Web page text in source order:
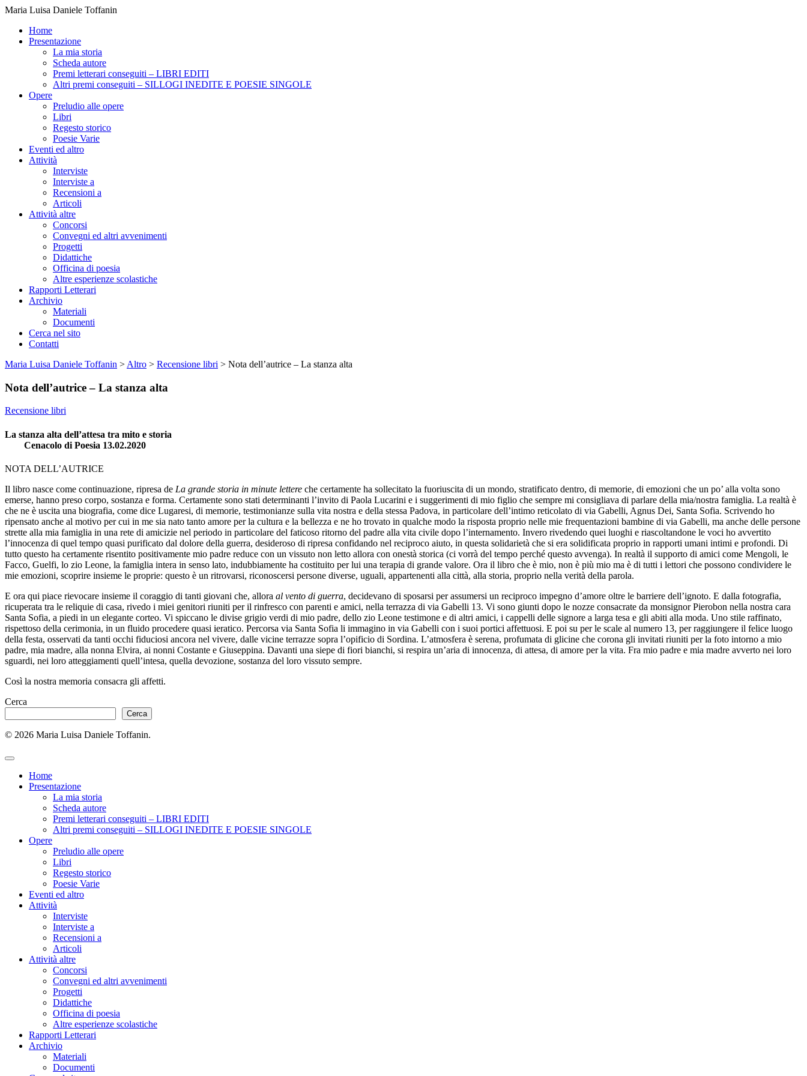
Maria Luisa Daniele Toffanin
Home
Presentazione
La mia storia
Scheda autore
Premi letterari conseguiti – LIBRI EDITI
Altri premi conseguiti – SILLOGI INEDITE E POESIE SINGOLE
Opere
Preludio alle opere
Libri
Regesto storico
Poesie Varie
Eventi ed altro
Attività
Interviste
Interviste a
Recensioni a
Articoli
Attività altre
Concorsi
Convegni ed altri avvenimenti
Progetti
Didattiche
Officina di poesia
Altre esperienze scolastiche
Rapporti Letterari
Archivio
Materiali
Documenti
Cerca nel sito
Contatti
Maria Luisa Daniele Toffanin > Altro > Recensione libri > Nota dell’autrice – La stanza alta
Nota dell’autrice – La stanza alta
Recensione libri
La stanza alta dell’attesa tra mito e storia
Cenacolo di Poesia 13.02.2020
NOTA DELL’AUTRICE
Il libro nasce come continuazione, ripresa de La grande storia in minute lettere che certamente ha sollecitato la fuoriuscita di un mondo, stratificato dentro, di memorie, di emozioni che un po’ alla volta sono
emerse, hanno preso corpo, sostanza e forma. Certamente sono stati determinanti l’invito di Paola Lucarini e i suggerimenti di mio figlio che sempre mi consigliava di parlare della mia/nostra famiglia. La realtà è
che ne è uscita una biografia, come dice Lugaresi, di memorie, testimonianze sulla vita nostra e della stessa Padova, in particolare dell’intimo reticolato di via Gabelli, Agnus Dei, Santa Sofia. Scrivendo ho
ripensato anche al motivo per cui in me sia nato tanto amore per la cultura e la bellezza e ne ho trovato in qualche modo la risposta proprio nelle mie frequentazioni bambine di via Gabelli, ma anche delle persone
strette alla mia famiglia in una rete di amicizie nel periodo in particolare del faticoso ritorno del padre alla vita civile dopo l’internamento. Invero rivedendo quei luoghi e riascoltandone le voci ho avvertito
l’innocenza di quel tempo quasi purificato dal dolore della guerra, desideroso di ripresa confidando nel reciproco aiuto, in questa solidarietà che si era solidificata proprio in rapporti umani intimi e profondi. Di
tutto questo ha certamente risentito positivamente mio padre reduce con un vissuto non letto allora con onestà storica (ci vorrà del tempo perché questo avvenga). In realtà il supporto di amici come Mengoli, le
Facco, Guelfi, lo zio Leone, la famiglia intera in senso lato, indubbiamente ha costituito per lui una terapia di grande valore. Ora il libro che è mio, non è più mio ma è di tutti i lettori che possono condividere le
mie emozioni, scoprire insieme le proprie: questo è un ritrovarsi, riconoscersi persone diverse, uguali, appartenenti alla città, alla storia, proprio nella verità della parola.
E ora qui piace rievocare insieme il coraggio di tanti giovani che, allora al vento di guerra, decidevano di sposarsi per assumersi un reciproco impegno d’amore oltre le barriere dell’ignoto. E dalla fotografia,
ricuperata tra le reliquie di casa, rivedo i miei genitori riuniti per il rinfresco con parenti e amici, nella terrazza di via Gabelli 13. Vi sono giunti dopo le nozze consacrate da monsignor Pierobon nella nostra cara
Santa Sofia, a piedi in un elegante corteo. Vi spiccano le divise grigio verdi di mio padre, dello zio Leone testimone e di altri amici, i cappelli delle signore a larga tesa e gli abiti alla moda. Uno stile raffinato,
rispettoso della cerimonia, in un fluido procedere quasi ieratico. Percorsa via Santa Sofia li immagino in via Gabelli con i suoi portici affettuosi. E poi su per le scale al numero 13, per raggiungere il felice luogo
della festa, osservati da tanti occhi fiduciosi ancora nel vivere, dalle vicine terrazze sopra l’opificio di Sordina. L’atmosfera è serena, profumata di glicine che corona gli invitati riuniti per la foto intorno a mio
padre, mia madre, alla nonna Elvira, ai nonni Costante e Giuseppina. Davanti una siepe di fiori bianchi, si respira un’aria di innocenza, di attesa, di amore per la vita. Fra mio padre e mia madre avverto nei loro
sguardi, nei loro atteggiamenti quell’intesa, quella devozione, sostanza del loro vissuto sempre.
Così la nostra memoria consacra gli affetti.
Cerca
Cerca
© 2026 Maria Luisa Daniele Toffanin.
Home
Presentazione
La mia storia
Scheda autore
Premi letterari conseguiti – LIBRI EDITI
Altri premi conseguiti – SILLOGI INEDITE E POESIE SINGOLE
Opere
Preludio alle opere
Libri
Regesto storico
Poesie Varie
Eventi ed altro
Attività
Interviste
Interviste a
Recensioni a
Articoli
Attività altre
Concorsi
Convegni ed altri avvenimenti
Progetti
Didattiche
Officina di poesia
Altre esperienze scolastiche
Rapporti Letterari
Archivio
Materiali
Documenti